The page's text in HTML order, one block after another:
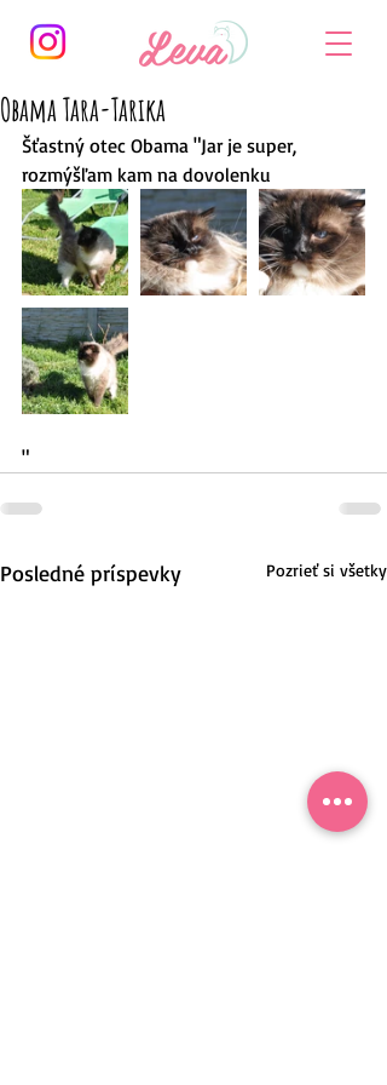
Obama Tara-Tarika
Šťastný otec Obama "Jar je super,
rozmýšľam kam na dovolenku
"
Posledné príspevky Pozrieť si všetky